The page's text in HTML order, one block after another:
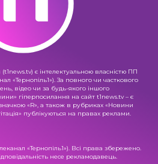
є інтелектуальною власністю ПП
«Тернопіль1»). За повного чи часткового
відео чи за будь-якого іншого
гіперпосилання на сайт t1news.tv – є
«R», а також в рубриках «Новини
публікуються на правах реклами.
«Тернопіль1»). Всі права збережено.
несе рекламодавець.